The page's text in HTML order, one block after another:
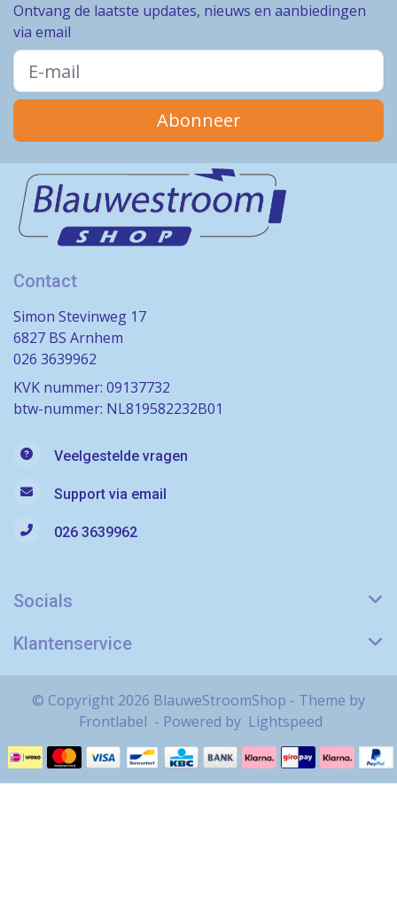
Ontvang de laatste updates, nieuws en aanbiedingen
via email
Abonneer
Contact
Simon Stevinweg 17
6827 BS Arnhem
026 3639962
KVK nummer: 09137732
btw-nummer: NL819582232B01
Veelgestelde vragen
Support via email
026 3639962
Socials
Klantenservice
© Copyright 2026 BlauweStroomShop - Theme by
Frontlabel - Powered by Lightspeed